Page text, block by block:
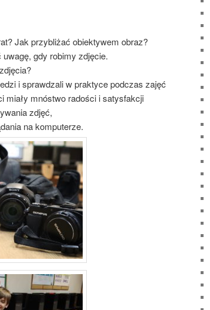
Jak przybliżać obiektywem obraz?
gdy robimy zdjęcie.
i sprawdzali w praktyce podczas zajęć
miały mnóstwo radości i satysfakcji
zdjęć,
na komputerze.